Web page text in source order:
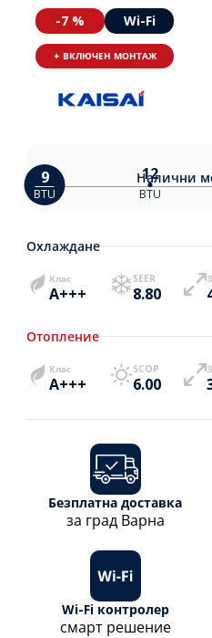
-7 % Wi-Fi
+ ВКЛЮЧЕН МОНТАЖ
Налични
9
BTU
12
BTU
Охлаждане
Клас
A+++
SEER
8.80
Отопление
Клас
A+++
SCOP
6.00
Безплатна доставка
за град Варна
Wi-Fi контролер
смарт решение